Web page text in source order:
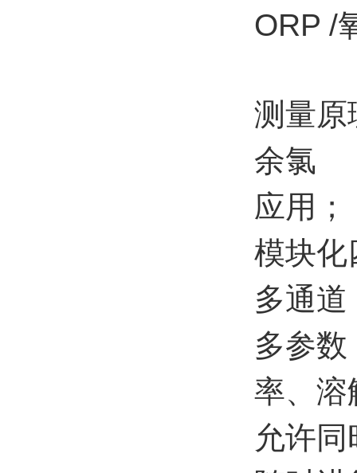
ORP /
测量原
余氯
应用；
模块化
多通
多参
率、溶
允许